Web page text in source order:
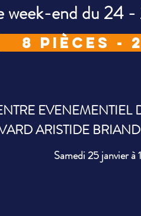
week-end du 24
8 pièces -
EVENEMENTIEL
ARISTIDE
Samedi 25 janvier